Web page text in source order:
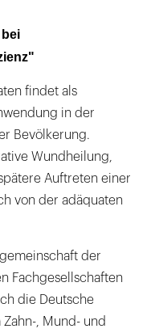
findet als
in der
Bevölkerung.
Wundheilung,
Auftreten einer
von der adäquaten
der
Fachgesellschaften
die Deutsche
, Mund- und